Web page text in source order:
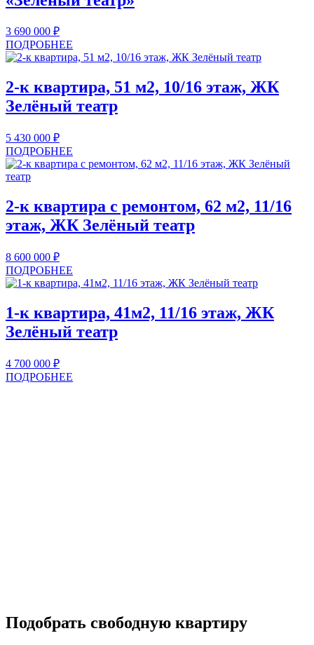
3 690 000 ₽
ПОДРОБНЕЕ
2-к квартира, 51 м2, 10/16 этаж, ЖК
Зелёный театр
5 430 000 ₽
ПОДРОБНЕЕ
2-к квартира с ремонтом, 62 м2, 11/16
этаж, ЖК Зелёный театр
8 600 000 ₽
ПОДРОБНЕЕ
1-к квартира, 41м2, 11/16 этаж, ЖК
Зелёный театр
4 700 000 ₽
ПОДРОБНЕЕ
Подобрать свободную квартиру